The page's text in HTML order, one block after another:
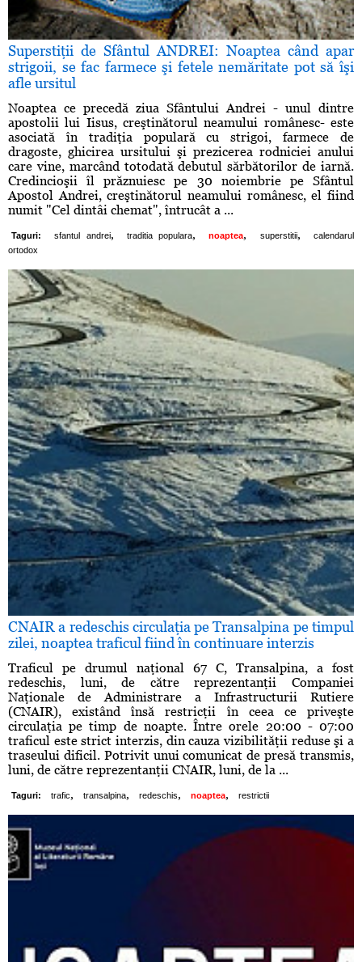
Superstiţii de Sfântul ANDREI: Noaptea când apar
strigoii, se fac farmece şi fetele nemăritate pot să îşi
afle ursitul
Noaptea ce precedă ziua Sfântului Andrei - unul dintre
apostolii lui Iisus, creştinătorul neamului românesc- este
asociată în tradiţia populară cu strigoi, farmece de
dragoste, ghicirea ursitului şi prezicerea rodniciei anului
care vine, marcând totodată debutul sărbătorilor de iarnă.
Credincioşii îl prăznuiesc pe 30 noiembrie pe Sfântul
Apostol Andrei, creştinătorul neamului românesc, el fiind
numit "Cel dintâi chemat", întrucât a ...
Taguri: sfantul andrei, traditia populara, noaptea, superstitii,
calendarul
ortodox
CNAIR a redeschis circulaţia pe Transalpina pe timpul
zilei, noaptea traficul fiind în continuare interzis
Traficul pe drumul naţional 67 C, Transalpina, a fost
redeschis, luni, de către reprezentanţii Companiei
Naţionale de Administrare a Infrastructurii Rutiere
(CNAIR), existând însă restricţii în ceea ce priveşte
circulaţia pe timp de noapte. Între orele 20:00 - 07:00
traficul este strict interzis, din cauza vizibilităţii reduse şi a
traseului dificil. Potrivit unui comunicat de presă transmis,
luni, de către reprezentanţii CNAIR, luni, de la ...
Taguri: trafic, transalpina, redeschis, noaptea, restrictii